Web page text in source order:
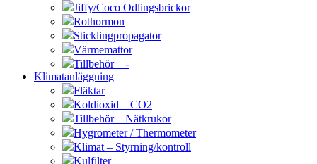
Jiffy/Coco Odlingsbrickor
Rothormon
Sticklingpropagator
Värmemattor
Tillbehör—-
Klimatanläggning
Fläktar
Koldioxid – CO2
Tillbehör – Nätkrukor
Hygrometer / Thermometer
Klimat – Styrning/kontroll
Kulfilter